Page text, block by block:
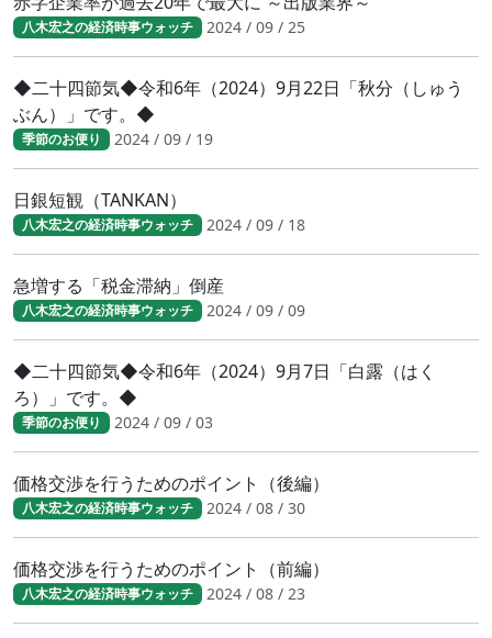
八木宏之の経済時事ウォッチ 2024 / 09 / 25
◆二十四節気◆令和6年（2024）9月22日「秋分（しゅう
ぶん）」です。◆
季節のお便り 2024 / 09 / 19
日銀短観（TANKAN）
八木宏之の経済時事ウォッチ 2024 / 09 / 18
急増する「税金滞納」倒産
八木宏之の経済時事ウォッチ 2024 / 09 / 09
◆二十四節気◆令和6年（2024）9月7日「白露（はく
ろ）」です。◆
季節のお便り 2024 / 09 / 03
価格交渉を行うためのポイント（後編）
八木宏之の経済時事ウォッチ 2024 / 08 / 30
価格交渉を行うためのポイント（前編）
八木宏之の経済時事ウォッチ 2024 / 08 / 23